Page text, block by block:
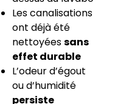
Les canalisations
ont déjà été
nettoyéessans
effet durable
L’odeur d’égout
ou d’humidité
persiste